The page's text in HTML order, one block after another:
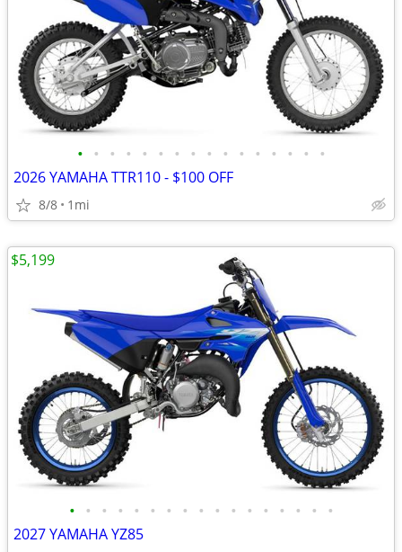
• • • • • • • • • • • • • • • •
2026 YAMAHA TTR110 - $100 OFF
8/8 1mi
• • • • • • • • • • • • • • • • •
2027 YAMAHA YZ85
$5,199